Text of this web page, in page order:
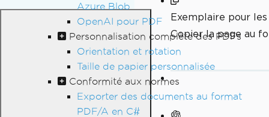
Azure Blob
OpenAI pour PDF
Personnalisation complète des PDFs
Orientation et rotation
Taille de papier personnalisée
Conformité aux normes
Exporter des documents au format
PDF/A en C#
Exemplaire pour les
Copier la page au